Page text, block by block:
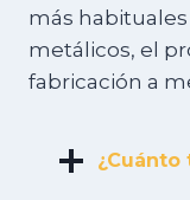
más
metálicos, el
fabricación a
¿Cuánto